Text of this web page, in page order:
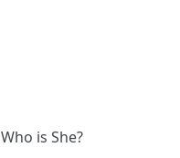
Who is She?